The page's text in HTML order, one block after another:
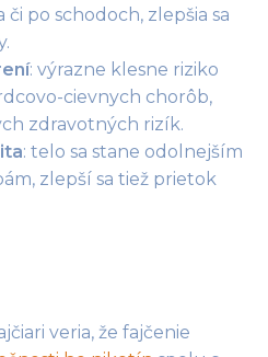
po schodoch, zlepšia sa
: výrazne klesne riziko
cievnych chorôb,
zdravotných rizík.
: telo sa stane odolnejším
zlepší sa tiež prietok
veria, že fajčenie